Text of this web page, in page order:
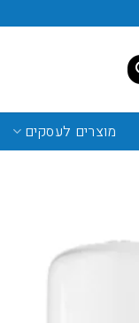
מוצרים לעסקים